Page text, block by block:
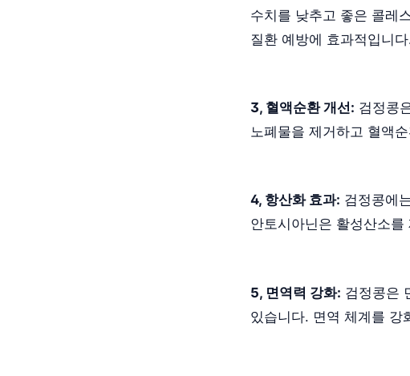
수치를 낮추고 좋은 콜레
질환 예방에 효과적입니
3, 혈액순환 개선: 검정콩
노폐물을 제거하고 혈액
4, 항산화 효과: 검정콩에
안토시아닌은 활성산소
5, 면역력 강화: 검정콩은
있습니다. 면역 체계를 강